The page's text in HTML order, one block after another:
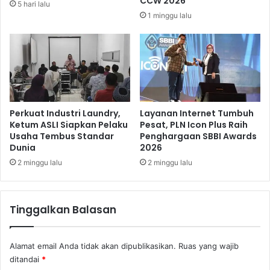
u
u
e
b
a
5 hari lalu
1 minggu lalu
Perkuat Industri Laundry,
Ketum ASLI Siapkan Pelaku
Usaha Tembus Standar
Dunia
2 minggu lalu
Layanan Internet Tumbuh
Pesat, PLN Icon Plus Raih
Penghargaan SBBI Awards
2026
2 minggu lalu
Tinggalkan Balasan
Alamat email Anda tidak akan dipublikasikan. Ruas yang wajib
ditandai *